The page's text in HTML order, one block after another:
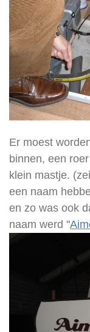
Er moest
binnen, een
klein mastje.
een naam
en zo was ook
naam werd "